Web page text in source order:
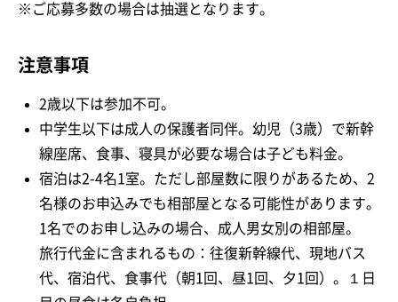
※ご応募多数の場合は抽選となります。
注意事項
2歳以下は参加不可。
中学生以下は成人の保護者同伴。幼児（3歳）で新幹
線座席、食事、寝具が必要な場合は子ども料金。
宿泊は2-4名1室。ただし部屋数に限りがあるため、2
名様のお申込みでも相部屋となる可能性があります。
1名でのお申し込みの場合、成人男女別の相部屋。
旅行代金に含まれるもの：往復新幹線代、現地バス
代、宿泊代、食事代（朝1回、昼1回、夕1回）。１日